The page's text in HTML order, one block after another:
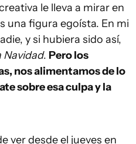
le lleva a mirar en
una figura egoísta. En mi
y si hubiera sido así,
. Pero los
nos alimentamos de lo
sobre esa culpa y la
ver desde el jueves en